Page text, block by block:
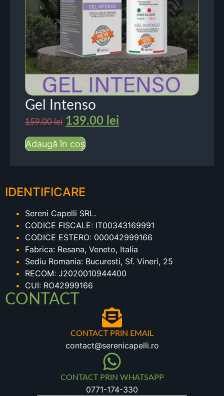
Gel Intenso
159.00lei 139.00 lei
Adaugă în coș
IDENTIFICARE
Sereni Capelli SRL.
CODICE FISCALE: IT00343169991
CODICE ESTERO: 000042999166
Fabrica: Resana, Veneto, Italia
Sediu Romania: Bucuresti, Sf. Vineri, 25
RECOM: J2020010944400
CUI: RO42999166
CONTACT
CONTACT PRIN EMAIL
contact@serenicapelli.ro
CONTACT PRIN WHATSAPP
0771-174-330